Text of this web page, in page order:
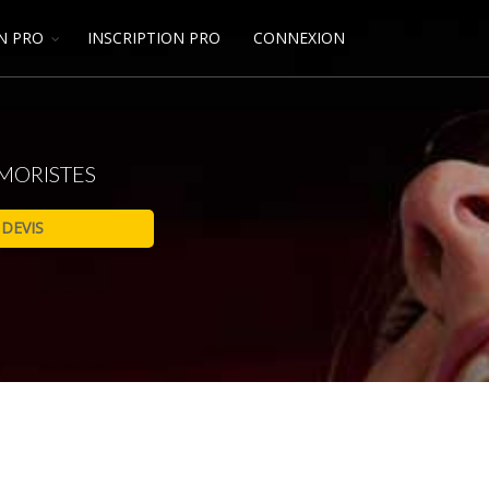
PRO INSCRIPTION PRO CONNEXION